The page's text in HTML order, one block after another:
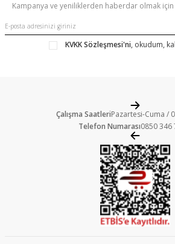
Kampanya ve yeniliklerden haberdar olmak
KVKK Sözleşmesi'ni, okudum,
Çalışma SaatleriPazartesi-Cuma /
Telefon Numarası0850 346